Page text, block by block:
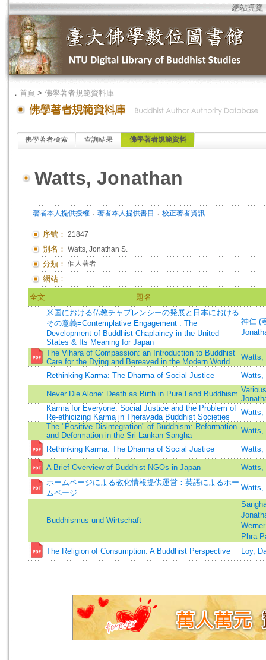
網站導覽
． 首頁 > 佛學著者規範資料庫
佛學著者檢索 查詢結果 佛學著者規範資料
Watts, Jonathan
著者本人提供授權 ． 著者本人提供書目 ． 校正著者資訊
序號： 21847
別名： Watts, Jonathan S.
分類： 個人著者
網站：
全文
題名
米国における仏教チャプレンシーの発展と日本における
その意義=Contemplative Engagement : The
Development of Buddhist Chaplaincy in the United
States & Its Meaning for Japan
神仁 (
The Vihara of Compassion: an Introduction to Buddhist
Care for the Dying and Bereaved in the Modern World
Watts,
Rethinking Karma: The Dharma of Social Justice Watts,
Never Die Alone: Death as Birth in Pure Land Buddhism Various
Karma for Everyone: Social Justice and the Problem of
Re-ethicizing Karma in Theravada Buddhist Societies
Watts,
The "Positive Disintegration" of Buddhism: Reformation
and Deformation in the Sri Lankan Sangha
Watts,
Rethinking Karma: The Dharma of Social Justice Watts,
A Brief Overview of Buddhist NGOs in Japan
Watts,
ホームページによる教化情報提供運営：英語によるホー
ムページ
Watts,
Buddhismus und Wirtschaft
Phra
The Religion of Consumption: A Buddhist Perspective
Loy,